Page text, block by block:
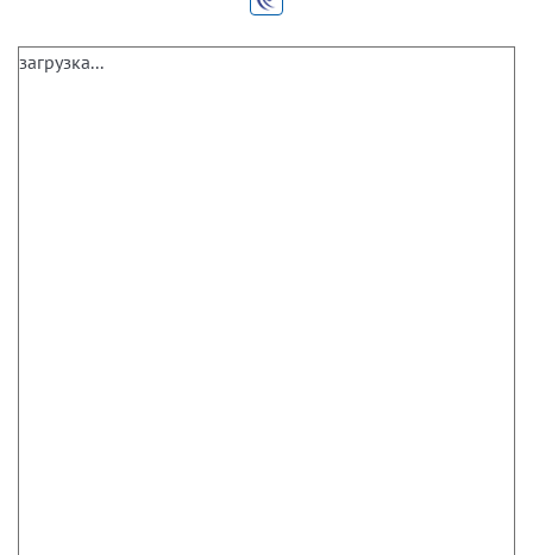
загрузка...